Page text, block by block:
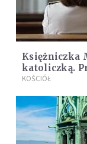
Księżniczka
katoliczką.
ważny
KOŚCIÓŁ